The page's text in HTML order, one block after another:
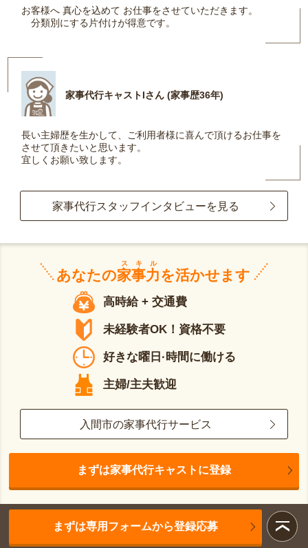
お客様へ 真心を込めて お仕事をさせていただきます。
分類別にする片付けが得意です。
家事代行キャストIさん (家事歴36年)
長い主婦歴を生かして、ご利用者様に喜んで頂けるお仕事を
させて頂きたいと思います。
宜しくお願い致します。
家事代行スタッフインタビューを見る
あなたの家事力
スキル
を活かせます
高時給 + 交通費
未経験者OK！資格不要
好きな曜日·時間に働ける
主婦/主夫歓迎
入間市の家事代行サービス
まずは家事代行キャストに登録
まずは専用フォームから登録応募